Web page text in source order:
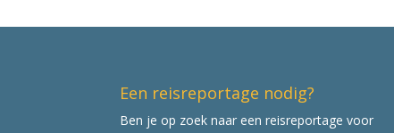
Een reisreportage nodig?
Ben je op zoek naar een reisreportage voor